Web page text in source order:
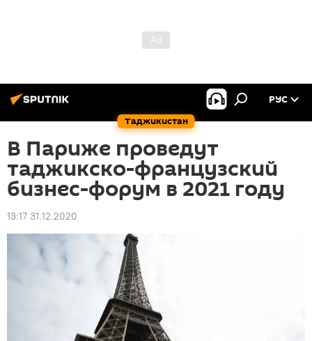
Таджикистан
РУС
В Париже проведут
таджикско-французский
бизнес-форум в 2021 году
13:17 31.12.2020